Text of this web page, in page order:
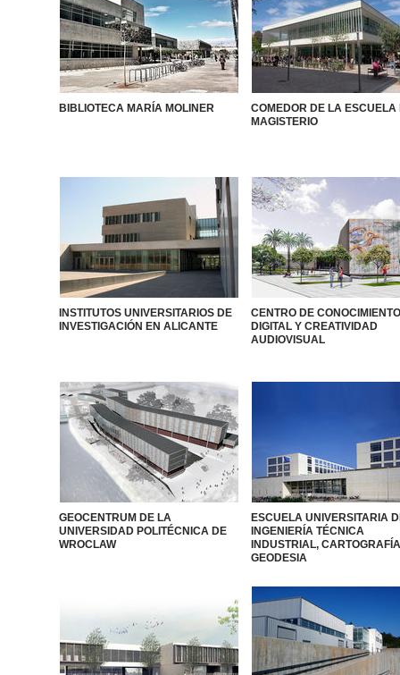
BIBLIOTECA MARÍA MOLINER
COMEDOR DE LA ESCUELA
MAGISTERIO
INSTITUTOS UNIVERSITARIOS DE
INVESTIGACIÓN EN ALICANTE
CENTRO DE CONOCIMIENTO
DIGITAL Y CREATIVIDAD
AUDIOVISUAL
GEOCENTRUM DE LA
UNIVERSIDAD POLITÉCNICA DE
WROCLAW
ESCUELA UNIVERSITARIA
INGENIERÍA TÉCNICA
INDUSTRIAL,
GEODESIA